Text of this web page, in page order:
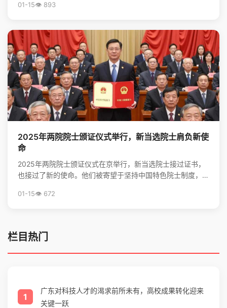
01-15👁️ 893
2025年两院院士颁证仪式举行，新当选院士肩负新使
命
2025年两院院士颁证仪式在京举行，新当选院士接过证书，
也接过了新的使命。他们被寄望于坚持中国特色院士制度，勇
01-15👁️ 672
栏目热门
1
广东对科技人才的渴求前所未有，高校成果转化迎来
关键一跃